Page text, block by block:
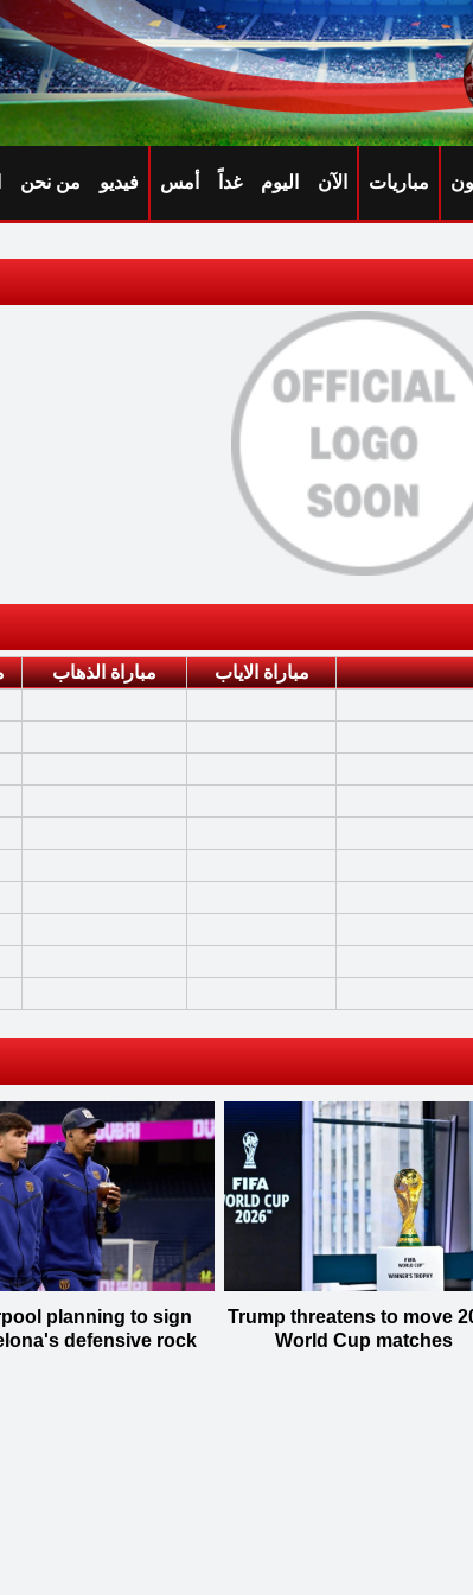
مباريات الآن اليوم غداً أمس فيديو من نحن
مباراة الاياب مباراة الذهاب
Trump threatens to move
World Cup matches
planning to sign
defensive rock